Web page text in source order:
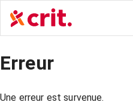
Erreur
Une erreur est survenue.